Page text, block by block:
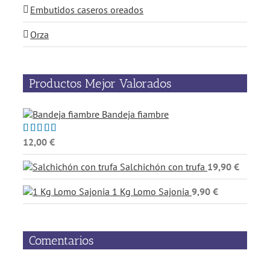
Embutidos caseros oreados
Orza
Productos Mejor Valorados
Bandeja fiambre
Valorado
con5.00de
5
12,00 €
Salchichón con trufa 19,90 €
1 Kg Lomo Sajonia 9,90 €
Comentarios